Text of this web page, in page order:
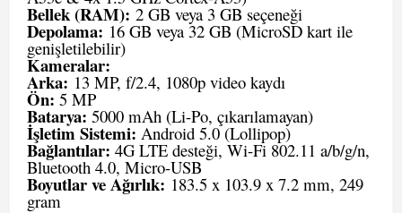
Bellek (RAM): 2 GB veya 3 GB seçeneği
Depolama: 16 GB veya 32 GB (MicroSD kart ile
genişletilebilir)
Kameralar:
Arka: 13 MP, f/2.4, 1080p video kaydı
Ön: 5 MP
Batarya: 5000 mAh (Li-Po, çıkarılamayan)
İşletim Sistemi: Android 5.0 (Lollipop)
Bağlantılar: 4G LTE desteği, Wi-Fi 802.11 a/b/g/n,
Bluetooth 4.0, Micro-USB
Boyutlar ve Ağırlık: 183.5 x 103.9 x 7.2 mm, 249
gram